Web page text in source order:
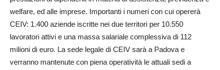
welfare, ed alle imprese. Importanti i numeri con cui opererà
CEIV: 1.400 aziende iscritte nei due territori per 10.550
lavoratori attivi e una massa salariale complessiva di 112
milioni di euro. La sede legale di CEIV sarà a Padova e
verranno mantenute con piena operatività le attuali sedi a